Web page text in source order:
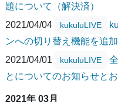
題について（解決済）
2021/04/04
kukuluLIVE
ンへの切り替え機能を追
2021/04/01
kukuluLIVE
とについてのお知らせと
2021年 03月